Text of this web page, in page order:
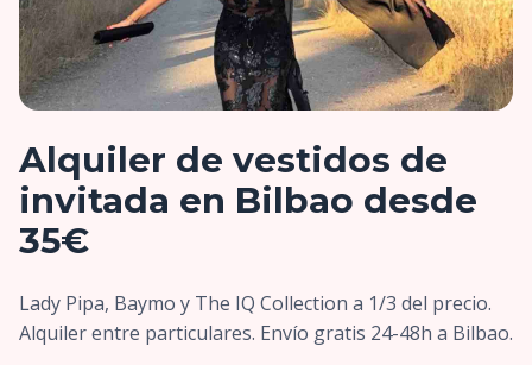
Alquiler de vestidos de
invitada en Bilbao desde
35€
Lady Pipa, Baymo y The IQ Collection a 1/3 del precio.
Alquiler entre particulares. Envío gratis 24-48h a Bilbao.